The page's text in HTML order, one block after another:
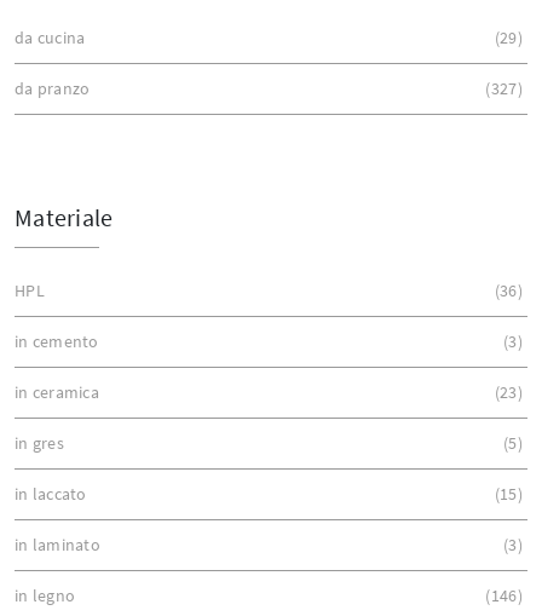
da cucina 29
da pranzo 327
Materiale
HPL 36
in cemento 3
in ceramica 23
in gres 5
in laccato 15
in laminato 3
in legno 146